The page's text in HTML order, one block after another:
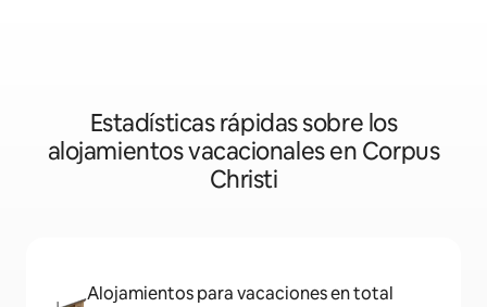
Estadísticas rápidas sobre los
alojamientos vacacionales en Corpus
Christi
Alojamientos para vacaciones en total